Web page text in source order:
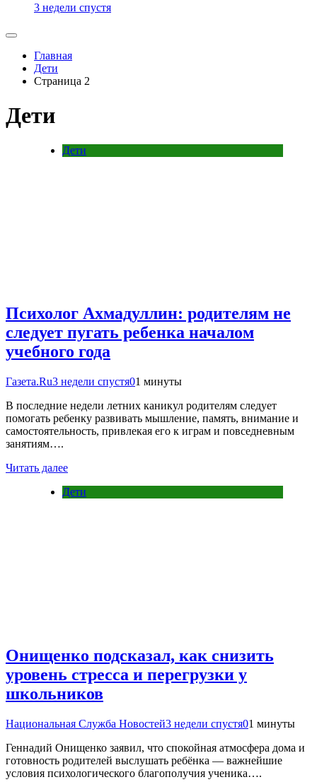
3 недели спустя
Главная
Дети
Страница 2
Дети
Дети
Психолог Ахмадуллин: родителям не
следует пугать ребенка началом
учебного года
Газета.Ru3 недели спустя01 минуты
В последние недели летних каникул родителям следует
помогать ребенку развивать мышление, память, внимание и
самостоятельность, привлекая его к играм и повседневным
занятиям….
Читать далее
Дети
Онищенко подсказал, как снизить
уровень стресса и перегрузки у
школьников
Национальная Служба Новостей3 недели спустя01 минуты
Геннадий Онищенко заявил, что спокойная атмосфера дома и
готовность родителей выслушать ребёнка — важнейшие
условия психологического благополучия ученика….